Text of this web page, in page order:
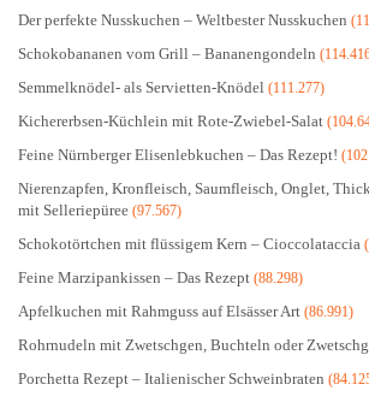
Der perfekte Nusskuchen – Weltbester Nusskuchen
Schokobananen vom Grill – Bananengondeln
Semmelknödel- als Servietten-Knödel (111.277)
Kichererbsen-Küchlein mit Rote-Zwiebel-Salat
Feine Nürnberger Elisenlebkuchen – Das Rezept!
Nierenzapfen, Kronfleisch, Saumfleisch, Onglet,
mit Selleriepüree (97.567)
Schokotörtchen mit flüssigem Kern – Cioccolataccia
Feine Marzipankissen – Das Rezept (88.298)
Apfelkuchen mit Rahmguss auf Elsässer Art (86.991)
Rohrnudeln mit Zwetschgen, Buchteln oder
Porchetta Rezept – Italienischer Schweinbraten